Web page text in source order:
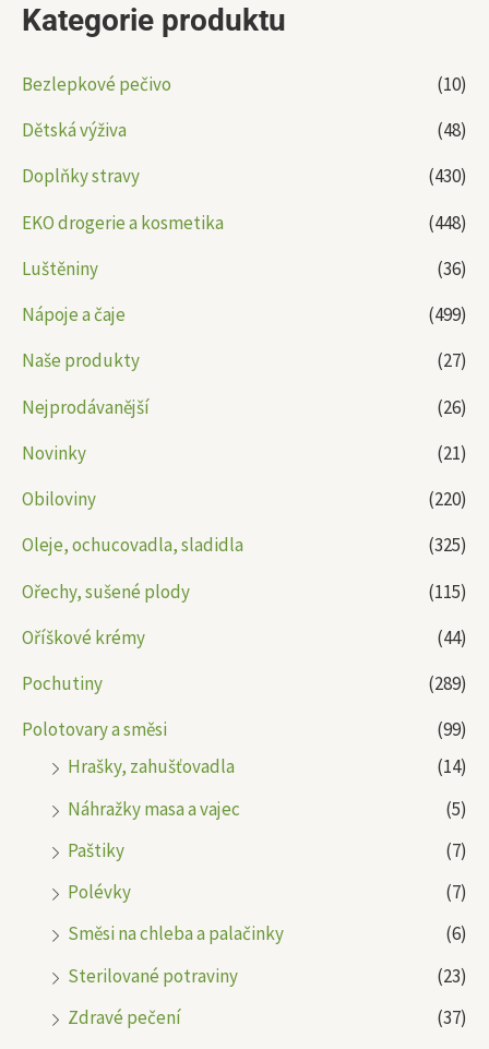
Kategorie produktu
Bezlepkové pečivo
(10)
Dětská výživa
(48)
Doplňky stravy
(430)
EKO drogerie a kosmetika
(448)
Luštěniny
(36)
Nápoje a čaje
(499)
Naše produkty
(27)
Nejprodávanější
(26)
Novinky
(21)
Obiloviny
(220)
Oleje, ochucovadla, sladidla
(325)
Ořechy, sušené plody
(115)
Oříškové krémy
(44)
Pochutiny
(289)
Polotovary a směsi
(99)
Hrašky, zahušťovadla
(14)
Náhražky masa a vajec
(5)
Paštiky
(7)
Polévky
(7)
Směsi na chleba a palačinky
(6)
Sterilované potraviny
(23)
Zdravé pečení
(37)